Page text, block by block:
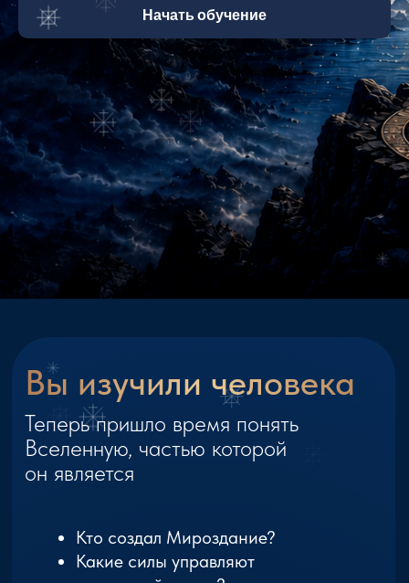
Начать обучение
«Архитектура Мироздания» — это
путешествие от Первичного Света
до устройства человеческой Души.
Курс для тех, кто хочет увидеть
не отдельные знания, а целостную
карту Мироздания.
Кто создал Мироздание?
Какие силы управляют
эволюцией миров?
Кто такие Логосы, Дхиан-
Коганы, Архангелы и Махатмы?
Теперь пришло время понять
Вселенную, частью которой
он является
Вы изучили человека